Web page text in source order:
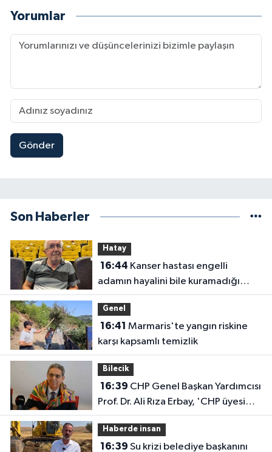
Yorumlar
Gönder
Son Haberler
Hatay
16:44
adamın hayalini bile kuramadığı
evine kavuşunca döktüğü gözyaşı
duygulandırdı
Genel
16:41
karşı kapsamlı temizlik
Bilecik
16:39
Prof. Dr. Ali Rıza Erbay, 'CHP üyesi
olmak inanç ister, emek ister, yürek
ister'
Haberde insan
16:39